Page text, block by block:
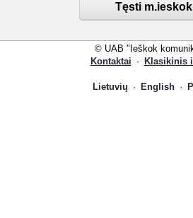
Tęsti
© UAB "Ieškok
Kontaktai · Klasikinis
Lietuvių · English ·